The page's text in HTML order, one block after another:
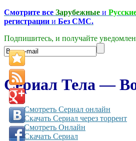
Смотрите все Зарубежные и
регистрации и Без СМС.
Подпишитесь, и получайте
Сериал Тела —
Смотреть Сериал онлайн
Скачать Сериал через торрент
Смотреть Онлайн
Скачать Сериал